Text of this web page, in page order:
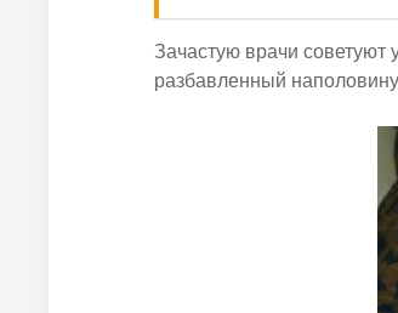
Зачастую врачи советуют
разбавленный